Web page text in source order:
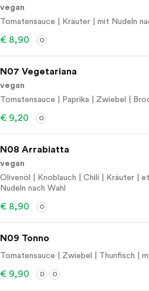
vegan
Tomatensauce | Kräuter | mit Nudeln
€ 8,90 O
N07 Vegetariana
vegan
Tomatensauce | Paprika | Zwiebel |
€ 9,20 O
N08 Arrabiatta
vegan
Olivenöl | Knoblauch | Chili | Kräuter |
Nudeln nach Wahl
€ 8,90 O
N09 Tonno
Tomatensauce | Zwiebel | Thunfisch |
€ 9,90 D O